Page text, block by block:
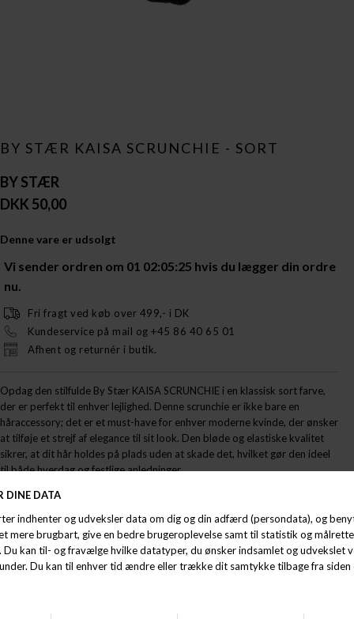
BY STÆR KAISA SCRUNCHIE - SORT
BY STÆR
DKK 50,00
Denne vare er udsolgt
Vi sender ordren om 01 02:05:25 hvis du lægger din ordre
nu.
Fri fragt ved køb over 499,- i DK
Kundeservice på mail og +45 86 40 65 01
Afhent og returnér i butik.
Opdag den stilfulde By Stær KAISA SCRUNCHIE i en klassisk sort farve,
der er perfekt til enhver lejlighed. Denne scrunchie er ikke bare en
håraccessory; det er et must-have for enhver moderne kvinde, der ønsker
at tilføje et strejf af elegance til sit look. Den bløde og elastiske kvalitet
sikrer, at dit hår holdes på plads uden at skade det, hvilket gør den ideel
til både hverdag og festlige anledninger.
By Stær er kendt for deres fokus på kvalitet og design, og denne
scrunchie er ingen undtagelse. Den passer til alle hårtyper og -størrelser,
hvilket gør den til et alsidigt valg for alle kvinder. Uanset om du har langt,
kort, krøllet eller glat hår, vil KAISA SCRUNCHIE være din trofaste
følgesvend.
outfit - fra casual hverdagslook til mere festlige ensembles. Gør din